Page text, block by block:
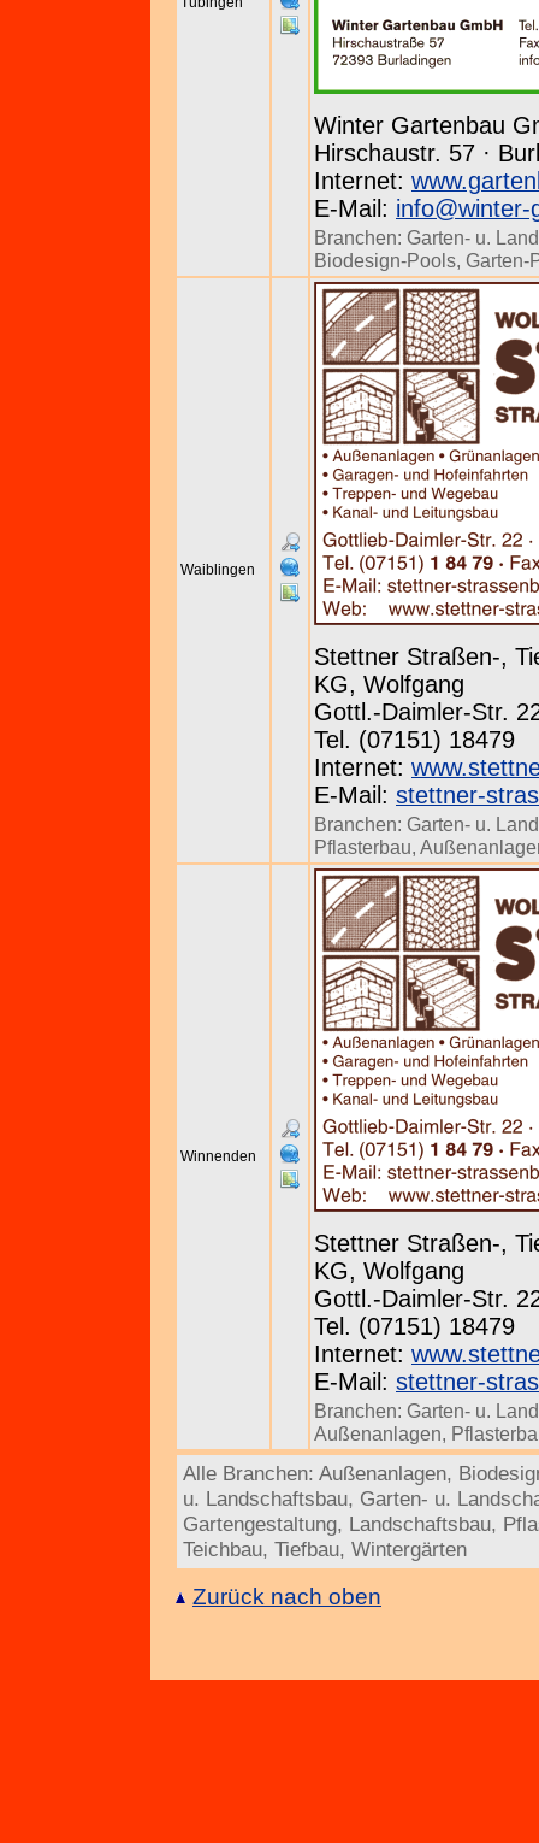
Winter Gartenbau
Hirschaustr. 57 ·
Internet:
E-Mail:
Branchen: Garten- u.
Biodesign-Pools, Garten-
Waiblingen
Stettner Straßen-,
KG, Wolfgang
Gottl.-Daimler-Str.
Tel. (07151) 18479
Internet:
E-Mail: stettner-
Branchen: Garten- u.
Pflasterbau,
Winnenden
Stettner Straßen-,
KG, Wolfgang
Gottl.-Daimler-Str.
Tel. (07151) 18479
Internet:
E-Mail: stettner-
Branchen: Garten- u.
Außenanlagen,
Alle Branchen: Außenanlagen,
u. Landschaftsbau, Garten- u.
Gartengestaltung, Landschaftsbau,
Teichbau, Tiefbau, Wintergärten
Zurück nach oben